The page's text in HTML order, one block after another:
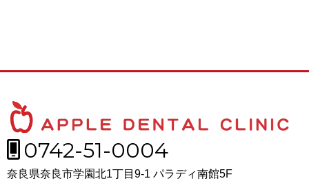
0742-51-0004
奈良県奈良市学園北1丁目9-1 パラディ南館5F